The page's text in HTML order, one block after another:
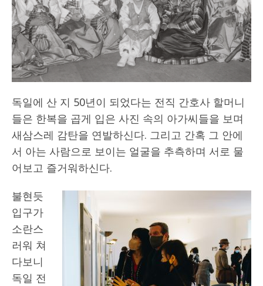
독일에 산 지 50년이 되었다는 전직 간호사 할머니
들은 한복을 곱게 입은 사진 속의 아가씨들을 보며
새삼스레 감탄을 연발하신다. 그리고 간혹 그 안에
서 아는 사람으로 보이는 얼굴을 추측하며 서로 물
어보고 즐거워하신다.
불현듯
입구가
소란스
러워 쳐
다보니
독일 전